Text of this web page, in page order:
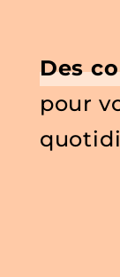
Des
pour